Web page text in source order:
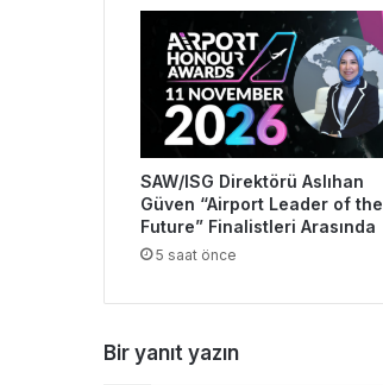
SAW/ISG Direktörü Aslıhan
Güven “Airport Leader of the
Future” Finalistleri Arasında
5 saat önce
Bir yanıt yazın